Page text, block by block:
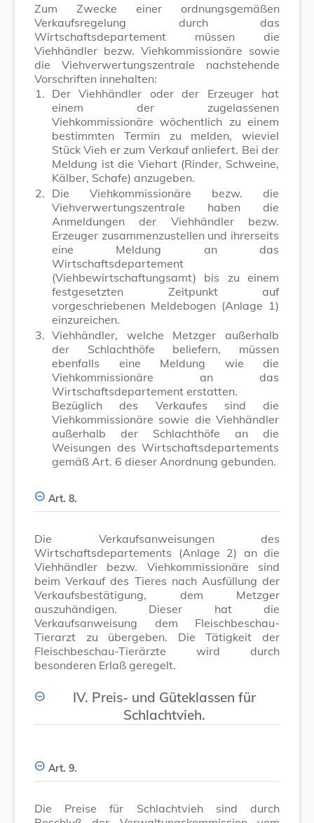
Zum Zwecke einer ordnungsgemäßen
Verkaufsregelung durch das
Wirtschaftsdepartement müssen die
Viehhändler bezw. Viehkommissionäre sowie
die Viehverwertungszentrale nachstehende
Vorschriften innehalten:
1. Der Viehhändler oder der Erzeuger hat
einem der zugelassenen
Viehkommissionäre wöchentlich zu einem
bestimmten Termin zu melden, wieviel
Stück Vieh er zum Verkauf anliefert. Bei der
Meldung ist die Viehart (Rinder, Schweine,
Kälber, Schafe) anzugeben.
2. Die Viehkommissionäre bezw. die
Viehverwertungszentrale haben die
Anmeldungen der Viehhändler bezw.
Erzeuger zusammenzustellen und ihrerseits
eine Meldung an das
Wirtschaftsdepartement
(Viehbewirtschaftungsamt) bis zu einem
festgesetzten Zeitpunkt auf
vorgeschriebenen Meldebogen (Anlage 1)
einzureichen.
3. Viehhändler, welche Metzger außerhalb
der Schlachthöfe beliefern, müssen
ebenfalls eine Meldung wie die
Viehkommissionäre an das
Wirtschaftsdepartement erstatten.
Bezüglich des Verkaufes sind die
Viehkommissionäre sowie die Viehhändler
außerhalb der Schlachthöfe an die
Weisungen des Wirtschaftsdepartements
gemäß Art. 6 dieser Anordnung gebunden.
Art. 8.
Die Verkaufsanweisungen des
Wirtschaftsdepartements (Anlage 2) an die
Viehhändler bezw. Viehkommissionäre sind
beim Verkauf des Tieres nach Ausfüllung der
Verkaufsbestätigung, dem Metzger
auszuhändigen. Dieser hat die
Verkaufsanweisung dem Fleischbeschau-
Tierarzt zu übergeben. Die Tätigkeit der
Fleischbeschau-Tierärzte wird durch
besonderen Erlaß geregelt.
IV. Preis- und Güteklassen für
Schlachtvieh.
Art. 9.
Die Preise für Schlachtvieh sind durch